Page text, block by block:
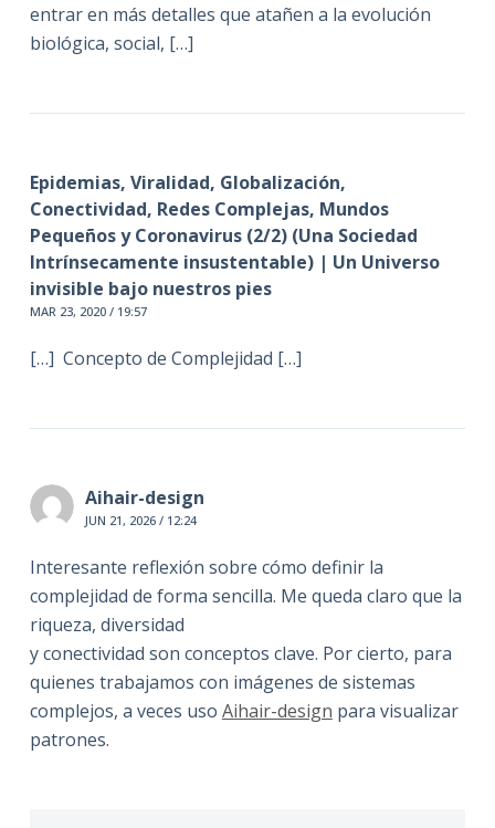
entrar en más detalles que atañen a la evolución
biológica, social, […]
Epidemias, Viralidad, Globalización,
Conectividad, Redes Complejas, Mundos
Pequeños y Coronavirus (2/2) (Una Sociedad
Intrínsecamente insustentable) | Un Universo
invisible bajo nuestros pies
MAR 23, 2020 / 19:57
[…] Concepto de Complejidad […]
Aihair-design
JUN 21, 2026 / 12:24
Interesante reflexión sobre cómo definir la
complejidad de forma sencilla. Me queda claro que la
riqueza, diversidad
y conectividad son conceptos clave. Por cierto, para
quienes trabajamos con imágenes de sistemas
complejos, a veces uso Aihair-design para visualizar
patrones.